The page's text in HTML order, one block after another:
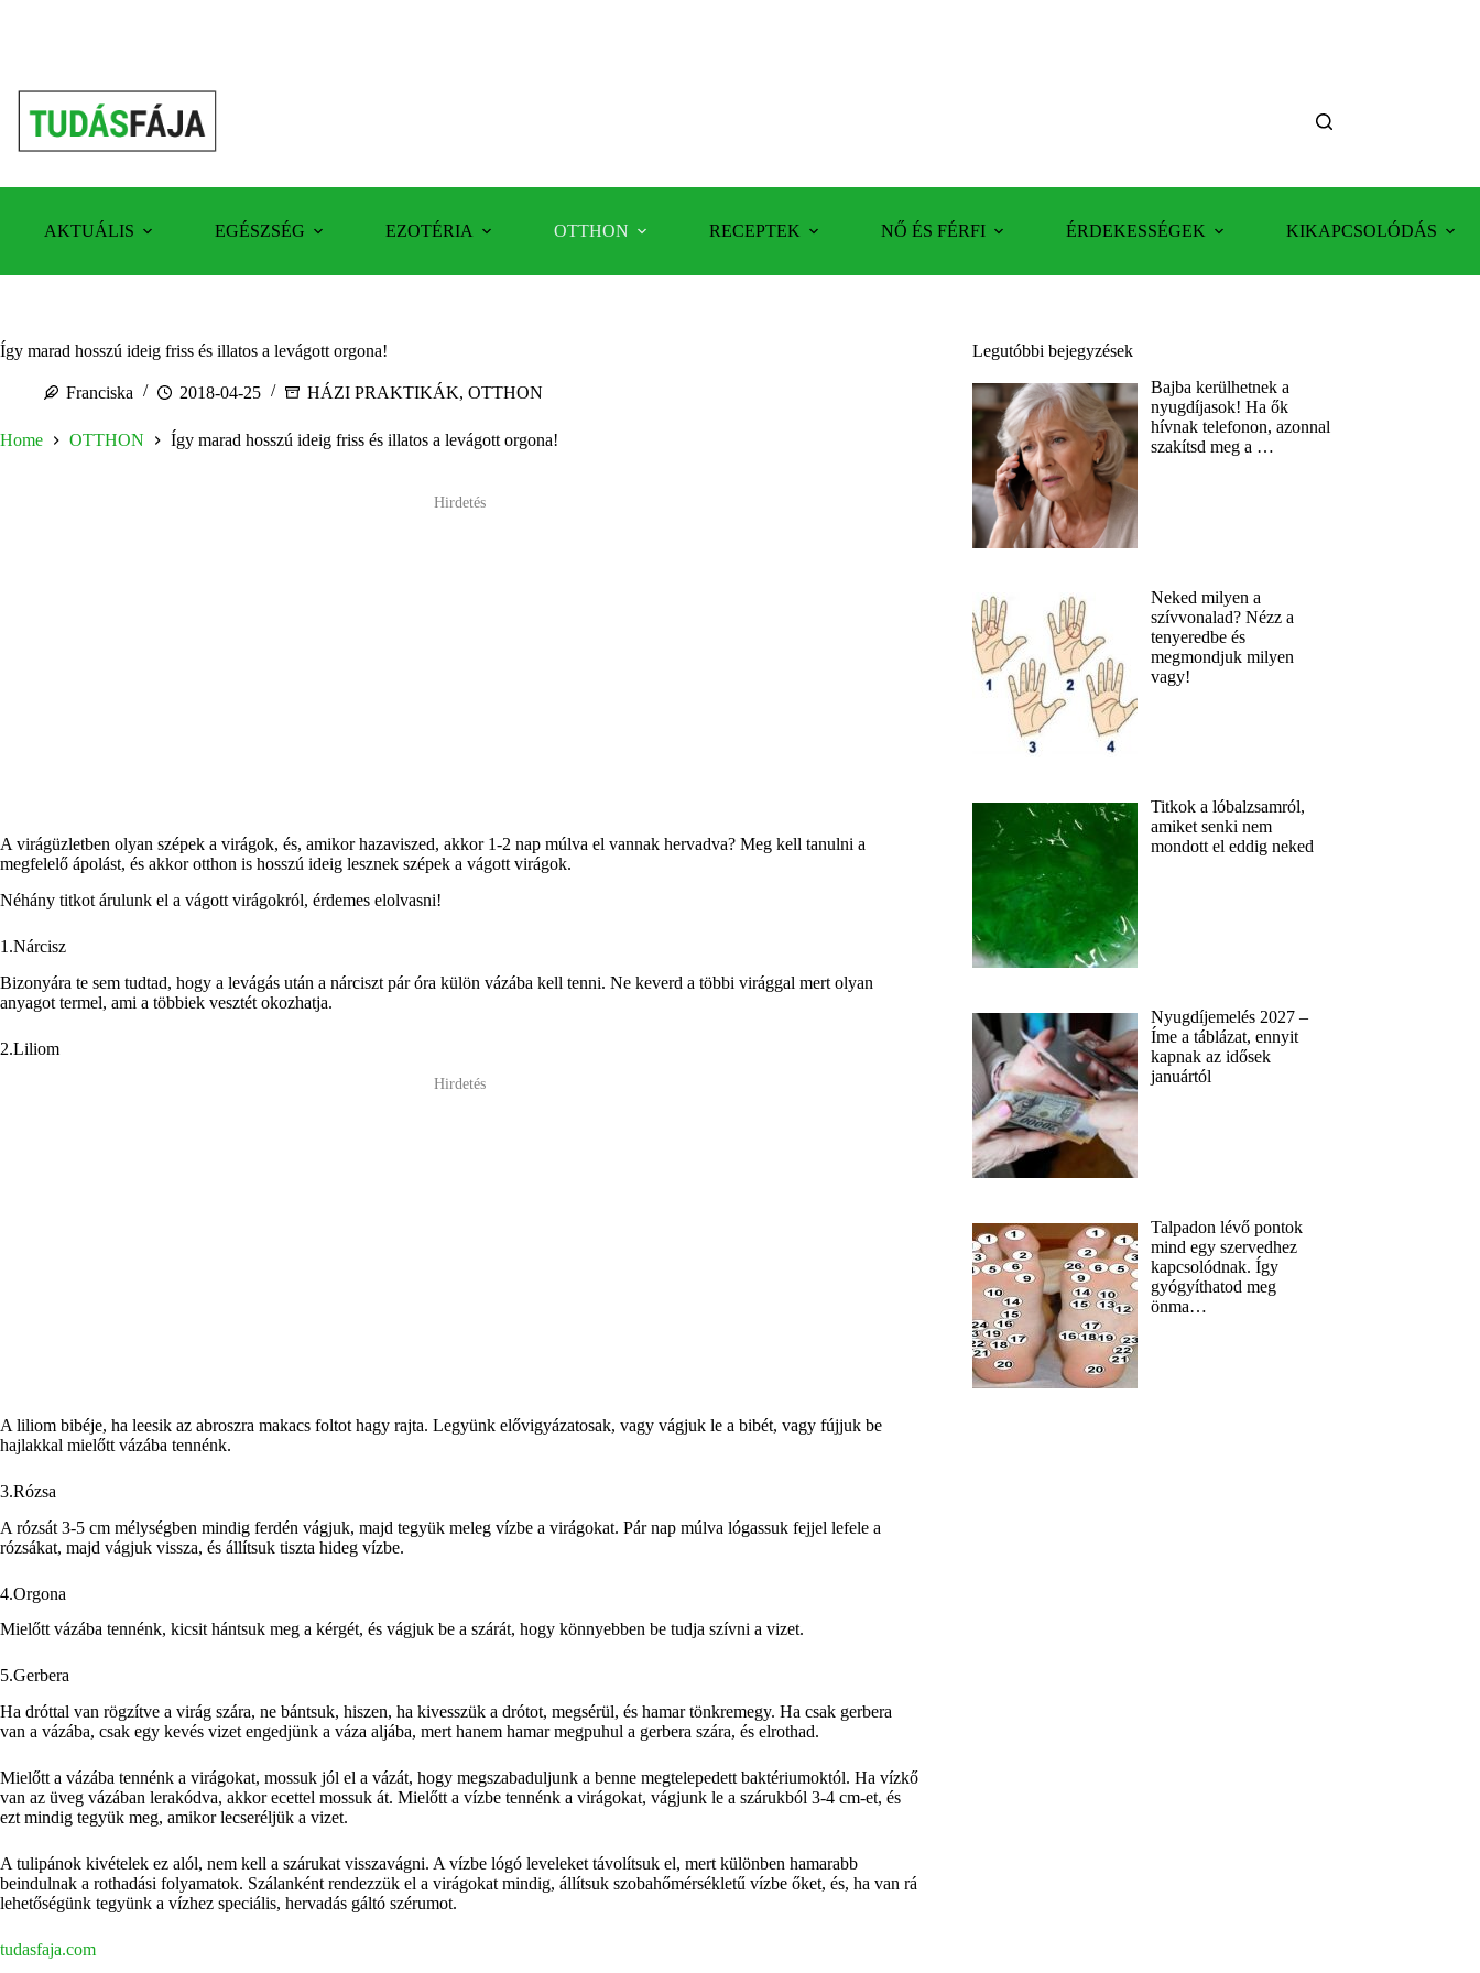
AKTUÁLIS EGÉSZSÉG EZOTÉRIA OTTHON RECEPTEK NŐ ÉS FÉRFI ÉRDEKESSÉGEK KIKAPCSOLÓDÁS
Így marad hosszú ideig friss és illatos a levágott orgona!
Franciska 2018-04-25 HÁZI PRAKTIKÁK, OTTHON
Home OTTHON Így marad hosszú ideig friss és illatos a levágott orgona!
Hirdetés
A virágüzletben olyan szépek a virágok, és, amikor hazaviszed, akkor 1-2 nap múlva el vannak hervadva? Meg kell tanulni a
megfelelő ápolást, és akkor otthon is hosszú ideig lesznek szépek a vágott virágok.
Néhány titkot árulunk el a vágott virágokról, érdemes elolvasni!
1.Nárcisz
Bizonyára te sem tudtad, hogy a levágás után a nárciszt pár óra külön vázába kell tenni. Ne keverd a többi virággal mert olyan
anyagot termel, ami a többiek vesztét okozhatja.
2.Liliom
Hirdetés
A liliom bibéje, ha leesik az abroszra makacs foltot hagy rajta. Legyünk elővigyázatosak, vagy vágjuk le a bibét, vagy fújjuk be
hajlakkal mielőtt vázába tennénk.
3.Rózsa
A rózsát 3-5 cm mélységben mindig ferdén vágjuk, majd tegyük meleg vízbe a virágokat. Pár nap múlva lógassuk fejjel lefele a
rózsákat, majd vágjuk vissza, és állítsuk tiszta hideg vízbe.
4.Orgona
Mielőtt vázába tennénk, kicsit hántsuk meg a kérgét, és vágjuk be a szárát, hogy könnyebben be tudja szívni a vizet.
5.Gerbera
Ha dróttal van rögzítve a virág szára, ne bántsuk, hiszen, ha kivesszük a drótot, megsérül, és hamar tönkremegy. Ha csak gerbera
van a vázába, csak egy kevés vizet engedjünk a váza aljába, mert hanem hamar megpuhul a gerbera szára, és elrothad.
Mielőtt a vázába tennénk a virágokat, mossuk jól el a vázát, hogy megszabaduljunk a benne megtelepedett baktériumoktól. Ha vízkő
van az üveg vázában lerakódva, akkor ecettel mossuk át. Mielőtt a vízbe tennénk a virágokat, vágjunk le a szárukból 3-4 cm-et, és
ezt mindig tegyük meg, amikor lecseréljük a vizet.
A tulipánok kivételek ez alól, nem kell a szárukat visszavágni. A vízbe lógó leveleket távolítsuk el, mert különben hamarabb
beindulnak a rothadási folyamatok. Szálanként rendezzük el a virágokat mindig, állítsuk szobahőmérsékletű vízbe őket, és, ha van rá
lehetőségünk tegyünk a vízhez speciális, hervadás gáltó szérumot.
tudasfaja.com
Legutóbbi bejegyzések
Bajba kerülhetnek a
nyugdíjasok! Ha ők
hívnak telefonon, azonnal
szakítsd meg a …
Neked milyen a
szívvonalad? Nézz a
tenyeredbe és
megmondjuk milyen
vagy!
Titkok a lóbalzsamról,
amiket senki nem
mondott el eddig neked
Nyugdíjemelés 2027 –
Íme a táblázat, ennyit
kapnak az idősek
januártól
Talpadon lévő pontok
mind egy szervedhez
kapcsolódnak. Így
gyógyíthatod meg
önma…